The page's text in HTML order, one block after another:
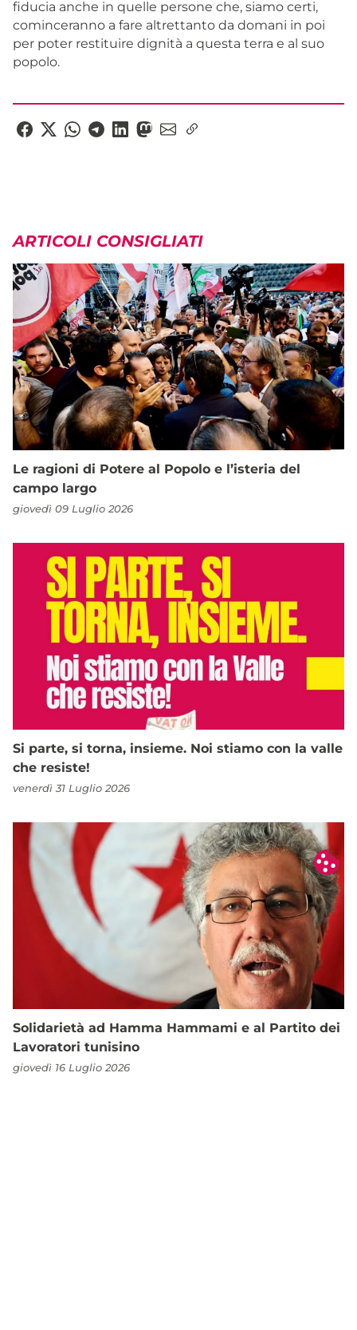
fiducia anche in quelle persone che, siamo certi,
cominceranno a fare altrettanto da domani in poi
per poter restituire dignità a questa terra e al suo
popolo.
ARTICOLI CONSIGLIATI
Le ragioni di Potere al Popolo e l’isteria del
campo largo
giovedì 09 Luglio 2026
Si parte, si torna, insieme. Noi stiamo con la valle
che resiste!
venerdì 31 Luglio 2026
Solidarietà ad Hamma Hammami e al Partito dei
Lavoratori tunisino
giovedì 16 Luglio 2026